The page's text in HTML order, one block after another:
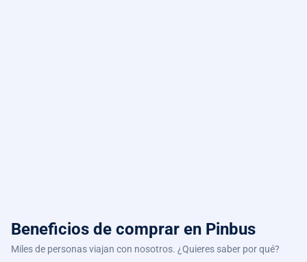
Beneficios de comprar en Pinbus
Miles de personas viajan con nosotros. ¿Quieres saber por qué?